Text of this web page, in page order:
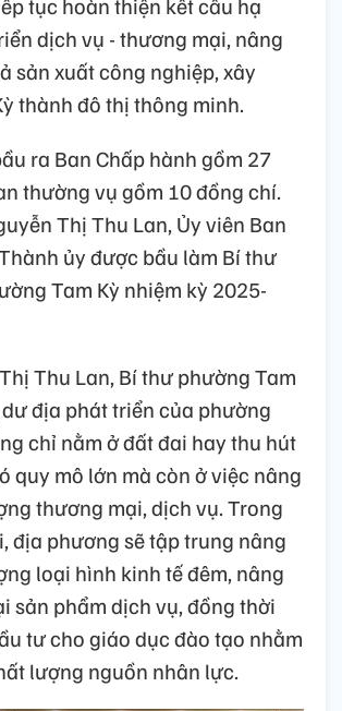
dịch vụ - thương mại, nâng
sản xuất công nghiệp, xây
thành đô thị thông minh.
ra Ban Chấp hành gồm 27
thường vụ gồm 10 đồng chí.
Thị Thu Lan, Ủy viên Ban
ủy được bầu làm Bí thư
Tam Kỳ nhiệm kỳ 2025-
Thu Lan, Bí thư phường Tam
địa phát triển của phường
chỉ nằm ở đất đai hay thu hút
quy mô lớn mà còn ở việc nâng
thương mại, dịch vụ. Trong
địa phương sẽ tập trung nâng
loại hình kinh tế đêm, nâng
sản phẩm dịch vụ, đồng thời
tư cho giáo dục đào tạo nhằm
lượng nguồn nhân lực.